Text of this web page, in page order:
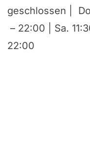
geschlossen |
– 22:00 | Sa.
22:00